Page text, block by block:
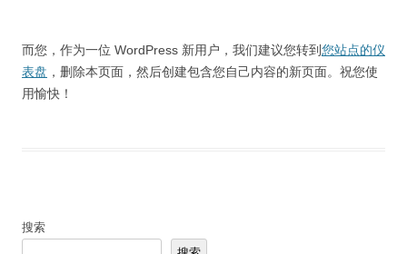
而您，作为一位 WordPress 新用户，我们建议您转到您站点的仪
表盘 ，删除本页面，然后创建包含您自己内容的新页面。祝您使
用愉快！
搜索